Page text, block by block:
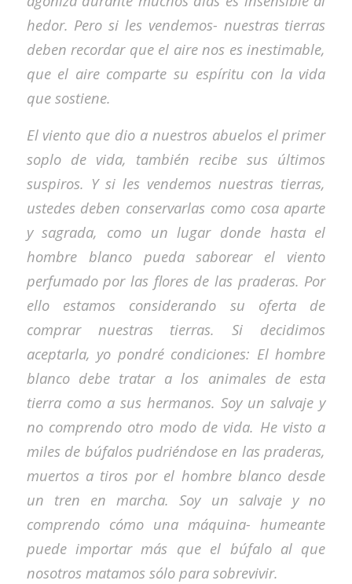
hedor. Pero si les vendemos- nuestras tierras
deben recordar que el aire nos es inestimable,
que el aire comparte su espíritu con la vida
que sostiene.
El viento que dio a nuestros abuelos el primer
soplo de vida, también recibe sus últimos
suspiros. Y si les vendemos nuestras tierras,
ustedes deben conservarlas como cosa aparte
y sagrada, como un lugar donde hasta el
hombre blanco pueda saborear el viento
perfumado por las flores de las praderas. Por
ello estamos considerando su oferta de
comprar nuestras tierras. Si decidimos
aceptarla, yo pondré condiciones: El hombre
blanco debe tratar a los animales de esta
tierra como a sus hermanos. Soy un salvaje y
no comprendo otro modo de vida. He visto a
miles de búfalos pudriéndose en las praderas,
muertos a tiros por el hombre blanco desde
un tren en marcha. Soy un salvaje y no
comprendo cómo una máquina- humeante
puede importar más que el búfalo al que
nosotros matamos sólo para sobrevivir.